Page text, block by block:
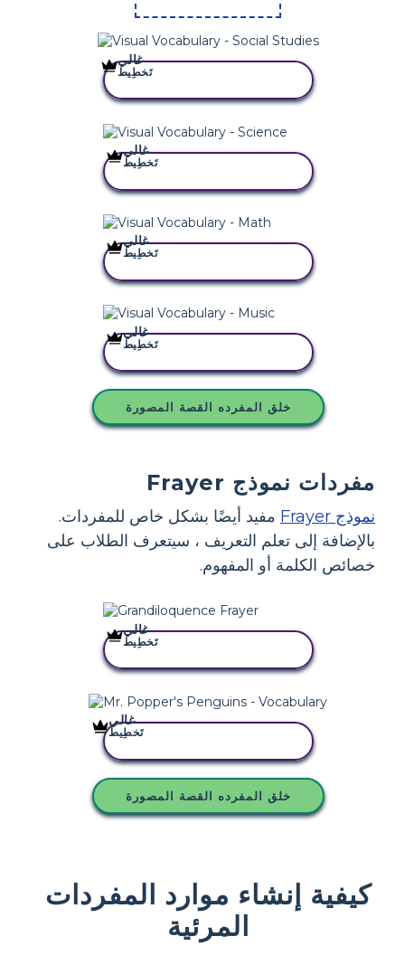
انسخ هذه القصة المصورة
غالي
تَخطِيط
انسخ هذه القصة المصورة
غالي
تَخطِيط
انسخ هذه القصة المصورة
غالي
تَخطِيط
انسخ هذه القصة المصورة
غالي
تَخطِيط
خلق المفرده القصة المصورة
مفردات نموذج Frayer
نموذج Frayer
مفيد أيضًا بشكل خاص للمفردات.
بالإضافة إلى تعلم التعريف ، سيتعرف الطلاب على
خصائص الكلمة أو المفهوم.
انسخ هذه القصة المصورة
غالي
تَخطِيط
انسخ هذه القصة المصورة
غالي
تَخطِيط
خلق المفرده القصة المصورة
كيفية إنشاء موارد المفردات
المرئية